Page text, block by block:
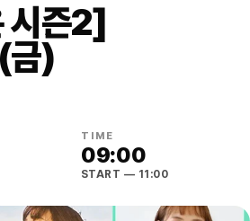
시즌2]
)
TIME
09:00
START — 11:00